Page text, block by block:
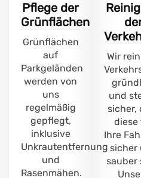
Pflege der
Grünflächen
Grünflächen
auf
Parkgeländen
werden von
uns
regelmäßig
gepflegt,
inklusive
Unkrautentfernung
und
Rasenmähen.
Wir
und
sicher,
diese
Ihre
sicher
sauber